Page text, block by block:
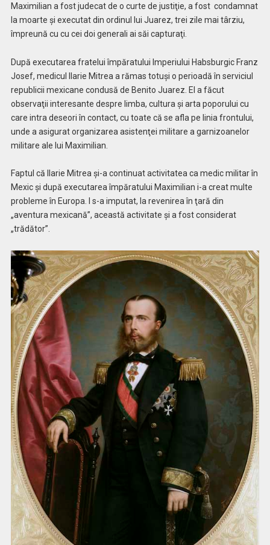
Maximilian a fost judecat de o curte de justiţie, a fost condamnat
la moarte şi executat din ordinul lui Juarez, trei zile mai târziu,
împreună cu cu cei doi generali ai săi capturaţi.
După executarea fratelui împăratului Imperiului Habsburgic Franz
Josef, medicul Ilarie Mitrea a rămas totuşi o perioadă în serviciul
republicii mexicane condusă de Benito Juarez. El a făcut
observaţii interesante despre limba, cultura şi arta poporului cu
care intra deseori în contact, cu toate că se afla pe linia frontului,
unde a asigurat organizarea asistenţei militare a garnizoanelor
militare ale lui Maximilian.
Faptul că Ilarie Mitrea şi-a continuat activitatea ca medic militar în
Mexic şi după executarea împăratului Maximilian i-a creat multe
probleme în Europa. I s-a imputat, la revenirea în ţară din
„aventura mexicană”, această activitate şi a fost considerat
„trădător”.